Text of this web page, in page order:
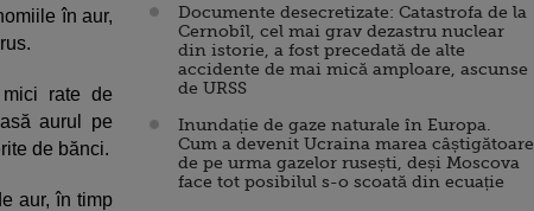
în aur,
rate de
aurul pe
de bănci.
aur, în timp
Documente desecretizate: Catastrofa de la
Cernobîl, cel mai grav dezastru nuclear
din istorie, a fost precedată de alte
accidente de mai mică amploare, ascunse
de URSS
Inundație de gaze naturale în Europa.
Cum a devenit Ucraina marea câștigătoare
de pe urma gazelor rusești, deși Moscova
face tot posibilul s-o scoată din ecuație